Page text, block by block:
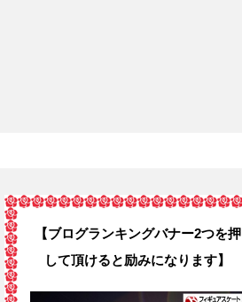
【ブログランキングバナー2つを押
して頂けると励みになります】